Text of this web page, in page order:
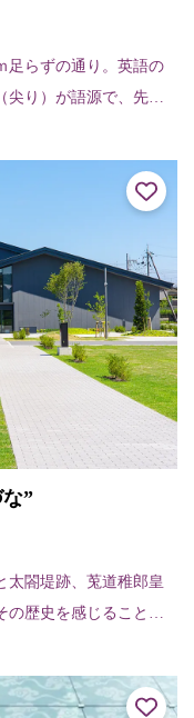
足らずの通り。英語の
り）が語源で、先の
”
太閤堤跡、莵道稚郎皇
の歴史を感じることが